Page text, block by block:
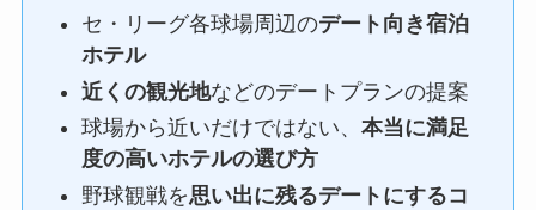
セ・リーグ各球場周辺のデート向き宿泊
ホテル
近くの観光地などのデートプランの提案
球場から近いだけではない、本当に満足
度の高いホテルの選び方
野球観戦を思い出に残るデートにするコ